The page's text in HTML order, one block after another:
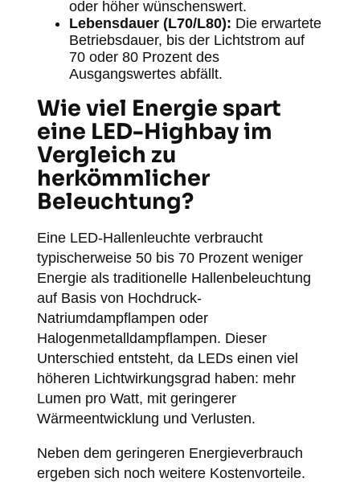
oder höher wünschenswert.
Lebensdauer (L70/L80): Die erwartete
Betriebsdauer, bis der Lichtstrom auf
70 oder 80 Prozent des
Ausgangswertes abfällt.
Wie viel Energie spart
eine LED-Highbay im
Vergleich zu
herkömmlicher
Beleuchtung?
Eine LED-Hallenleuchte verbraucht
typischerweise 50 bis 70 Prozent weniger
Energie als traditionelle Hallenbeleuchtung
auf Basis von Hochdruck-
Natriumdampflampen oder
Halogenmetalldampflampen. Dieser
Unterschied entsteht, da LEDs einen viel
höheren Lichtwirkungsgrad haben: mehr
Lumen pro Watt, mit geringerer
Wärmeentwicklung und Verlusten.
Neben dem geringeren Energieverbrauch
ergeben sich noch weitere Kostenvorteile.